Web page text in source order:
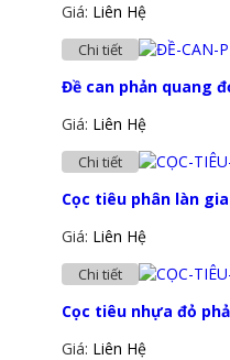
Giá: Liên Hệ
Chi tiết
Đề can phản quang
Giá: Liên Hệ
Chi tiết
Cọc tiêu phân làn
Giá: Liên Hệ
Chi tiết
Cọc tiêu nhựa đỏ
Giá: Liên Hệ